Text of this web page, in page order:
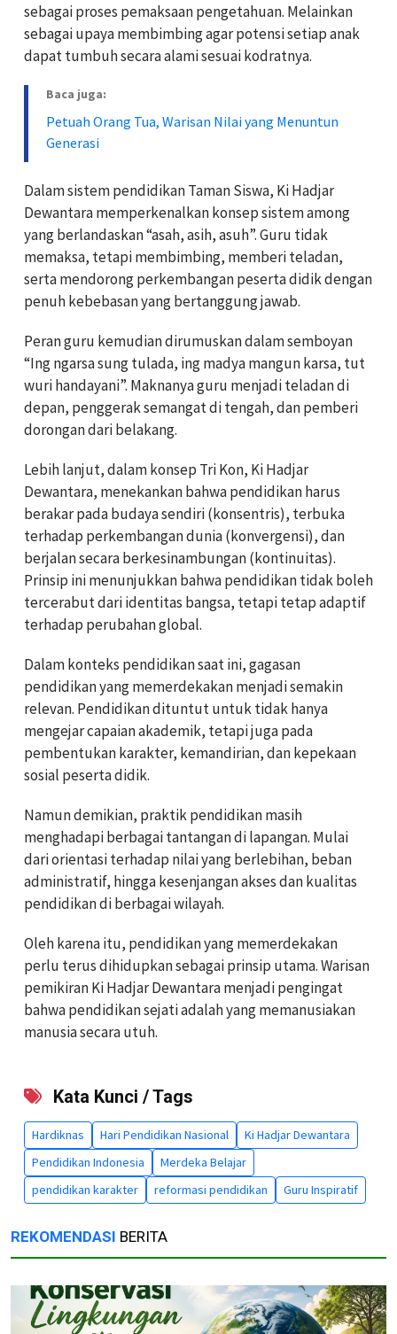
sebagai proses pemaksaan pengetahuan. Melainkan
sebagai upaya membimbing agar potensi setiap anak
dapat tumbuh secara alami sesuai kodratnya.
Baca juga:
Petuah Orang Tua, Warisan Nilai yang Menuntun
Generasi
Dalam sistem pendidikan Taman Siswa, Ki Hadjar
Dewantara memperkenalkan konsep sistem among
yang berlandaskan “asah, asih, asuh”. Guru tidak
memaksa, tetapi membimbing, memberi teladan,
serta mendorong perkembangan peserta didik dengan
penuh kebebasan yang bertanggung jawab.
Peran guru kemudian dirumuskan dalam semboyan
“Ing ngarsa sung tulada, ing madya mangun karsa, tut
wuri handayani”. Maknanya guru menjadi teladan di
depan, penggerak semangat di tengah, dan pemberi
dorongan dari belakang.
Lebih lanjut, dalam konsep Tri Kon, Ki Hadjar
Dewantara, menekankan bahwa pendidikan harus
berakar pada budaya sendiri (konsentris), terbuka
terhadap perkembangan dunia (konvergensi), dan
berjalan secara berkesinambungan (kontinuitas).
Prinsip ini menunjukkan bahwa pendidikan tidak boleh
tercerabut dari identitas bangsa, tetapi tetap adaptif
terhadap perubahan global.
Dalam konteks pendidikan saat ini, gagasan
pendidikan yang memerdekakan menjadi semakin
relevan. Pendidikan dituntut untuk tidak hanya
mengejar capaian akademik, tetapi juga pada
pembentukan karakter, kemandirian, dan kepekaan
sosial peserta didik.
Namun demikian, praktik pendidikan masih
menghadapi berbagai tantangan di lapangan. Mulai
dari orientasi terhadap nilai yang berlebihan, beban
administratif, hingga kesenjangan akses dan kualitas
pendidikan di berbagai wilayah.
Oleh karena itu, pendidikan yang memerdekakan
perlu terus dihidupkan sebagai prinsip utama. Warisan
pemikiran Ki Hadjar Dewantara menjadi pengingat
bahwa pendidikan sejati adalah yang memanusiakan
manusia secara utuh.
Kata Kunci / Tags
Hardiknas Hari Pendidikan Nasional
Ki Hadjar Dewantara
Pendidikan Indonesia
Merdeka Belajar
pendidikan karakter
reformasi pendidikan Guru Inspiratif
REKOMENDASI BERITA